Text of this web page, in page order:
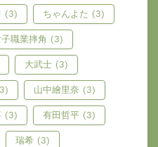
(3) ちゃんよた (3)
職業摔角 (3)
大武士 (3)
山中繪里奈 (3)
(3) 有田哲平 (3)
瑞希 (3)